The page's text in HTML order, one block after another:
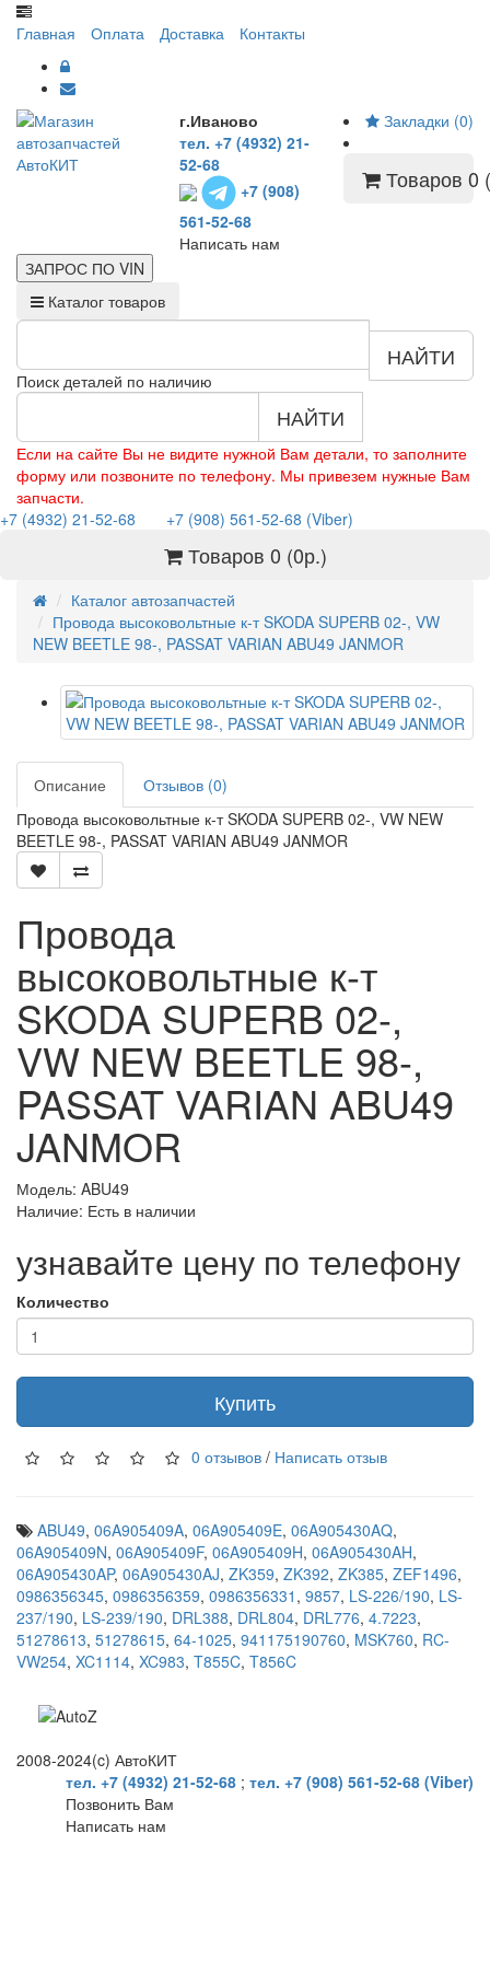
Главная Оплата Доставка Контакты
г.Иваново
тел. +7 (4932) 21-
52-68
+7 (908)
561-52-68
Написать нам
Закладки (0)
Товаров 0
ЗАПРОС ПО VIN
Каталог товаров
Поиск деталей по наличию
НАЙТИ
НАЙТИ
Если на сайте Вы не видите нужной Вам детали, то заполните
форму или позвоните по телефону. Мы привезем нужные Вам
запчасти.
+7 (4932) 21-52-68
+7 (908) 561-52-68 (Viber)
Товаров 0 (0р.)
Каталог автозапчастей
Провода высоковольтные к-т SKODA SUPERB 02-, VW
NEW BEETLE 98-, PASSAT VARIAN ABU49 JANMOR
Описание
Отзывов (0)
Провода высоковольтные к-т SKODA SUPERB 02-, VW NEW
BEETLE 98-, PASSAT VARIAN ABU49 JANMOR
Провода
высоковольтные к-т
SKODA SUPERB 02-,
VW NEW BEETLE 98-,
PASSAT VARIAN ABU49
JANMOR
Модель: ABU49
Наличие: Есть в наличии
узнавайте цену по телефону
Количество
Купить
0 отзывов / Написать отзыв
ABU49, 06A905409A, 06A905409E, 06A905430AQ,
06A905409N, 06A905409F, 06A905409H, 06A905430AH,
06A905430AP, 06A905430AJ, ZK359, ZK392, ZK385, ZEF1496,
0986356345, 0986356359, 0986356331 , 9857, LS-226/190, LS-
237/190, LS-239/190, DRL388, DRL804, DRL776, 4.7223,
51278613, 51278615, 64-1025, 941175190760, MSK760, RC-
VW254, XC1114, XC983, T855C, T856C
2008-2024(c) АвтоКИТ
тел. +7 (4932) 21-52-68 ; тел. +7 (908) 561-52-68 (Viber)
Позвонить Вам
Написать нам